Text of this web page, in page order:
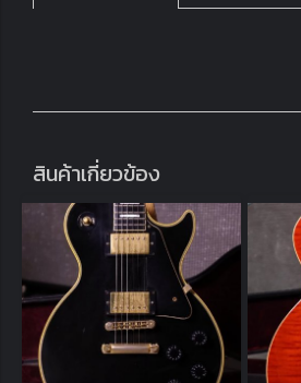
สินค้าเกี่ยวข้อง